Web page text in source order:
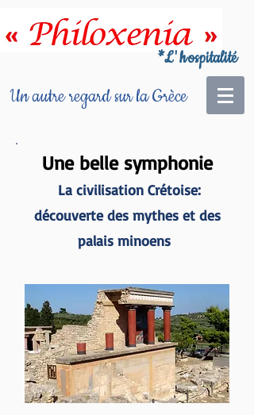
*L'hospitalité
Un autre regard sur la Grèce
Une belle symphonie
La civilisation Crétoise:
découverte des mythes et des
palais minoens